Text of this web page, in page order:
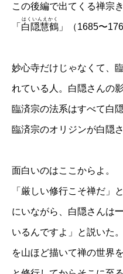
この後編で出てくる禅宗
「 白隠慧鶴
はくいんえかく
」（1685〜
妙心寺だけじゃなくて、
れている人。白隠さんの
臨済宗の法系はすべて白
臨済宗のオリジンが白隠さ
面白いのはここからよ。
「厳しい修行こそ禅だ」
にいながら、白隠さんは
いるんですよ」と説いた
を山ほど描いて禅の世界